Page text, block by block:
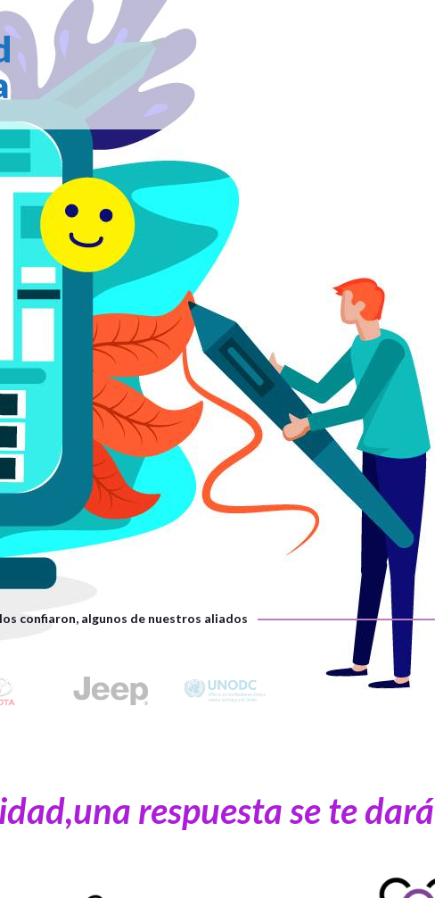
confiaron, algunos de nuestros aliados
respuesta se te dará